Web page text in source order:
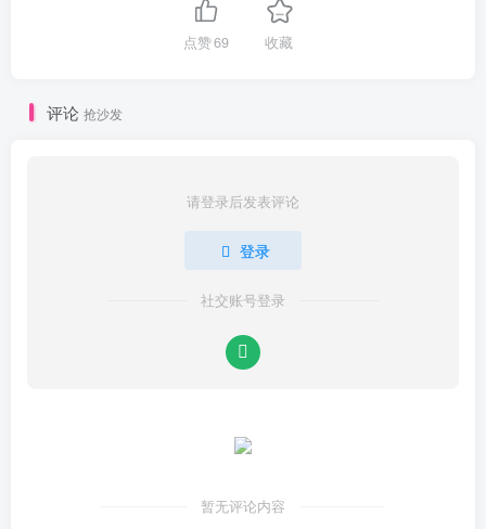
点赞69 收藏
评论 抢沙发
请登录后发表评论
登录
社交账号登录
暂无评论内容